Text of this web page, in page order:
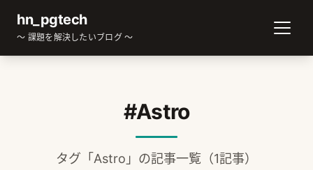
hn_pgtech
～ 課題を解決したいブログ ～
#Astro
タグ「Astro」の記事一覧（1記事）